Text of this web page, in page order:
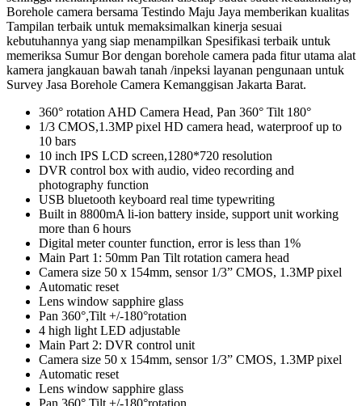
Borehole camera bersama Testindo Maju Jaya memberikan kualitas
Tampilan terbaik untuk memaksimalkan kinerja sesuai
kebutuhannya yang siap menampilkan Spesifikasi terbaik untuk
memeriksa Sumur Bor dengan borehole camera pada fitur utama alat
kamera jangkauan bawah tanah /inpeksi layanan pengunaan untuk
Survey Jasa Borehole Camera Kemanggisan Jakarta Barat.
360° rotation AHD Camera Head, Pan 360° Tilt 180°
1/3 CMOS,1.3MP pixel HD camera head, waterproof up to
10 bars
10 inch IPS LCD screen,1280*720 resolution
DVR control box with audio, video recording and
photography function
USB bluetooth keyboard real time typewriting
Built in 8800mA li-ion battery inside, support unit working
more than 6 hours
Digital meter counter function, error is less than 1%
Main Part 1: 50mm Pan Tilt rotation camera head
Camera size 50 x 154mm, sensor 1/3” CMOS, 1.3MP pixel
Automatic reset
Lens window sapphire glass
Pan 360°,Tilt +/-180°rotation
4 high light LED adjustable
Main Part 2: DVR control unit
Camera size 50 x 154mm, sensor 1/3” CMOS, 1.3MP pixel
Automatic reset
Lens window sapphire glass